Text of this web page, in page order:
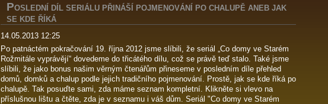
POSLEDNÍ DÍL SERIÁLU PŘINÁŠÍ POJMENOVÁNÍ PO CHALUPĚ ANEB JAK
SE KDE ŘÍKÁ
14.05.2013 12:25
Po patnáctém pokračování 19. října 2012 jsme slíbili, že seriál „Co domy ve Starém
Rožmitále vyprávějí“ dovedeme do třicátého dílu, což se právě teď stalo. Také jsme
slíbili, že jako bonus našim věrným čtenářům přineseme v posledním díle přehled
domů, domků a chalup podle jejich tradičního pojmenování. Prostě, jak se kde říká po
chalupě. Tak posuďte sami, zda máme seznam kompletní. Klikněte si vlevo na
příslušnou lištu a čtěte, zda je v seznamu i váš dům. Seriál "Co domy ve Starém